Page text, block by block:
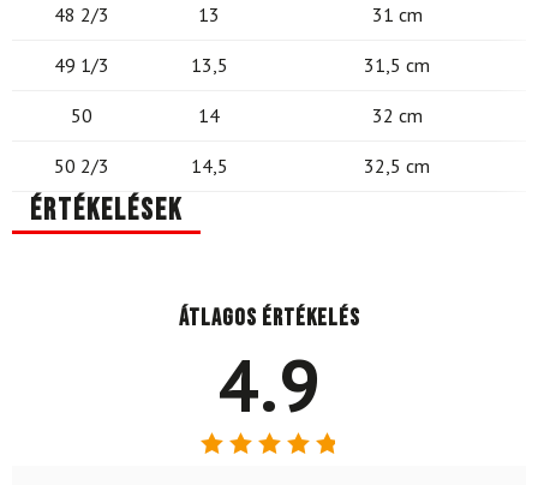
48 2/3 13 31 cm
49 1/3 13,5 31,5 cm
50 14 32 cm
50 2/3 14,5 32,5 cm
Értékelések
Átlagos értékelés
4.9